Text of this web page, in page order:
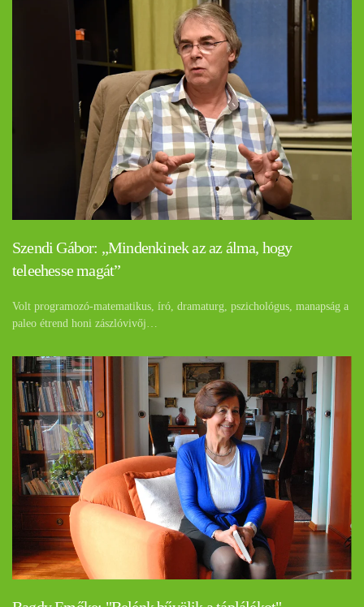
Szendi Gábor: „Mindenkinek az az álma, hogy
teleehesse magát”
Volt programozó-matematikus, író, dramaturg, pszichológus, manapság a
paleo étrend honi zászlóvivőj…